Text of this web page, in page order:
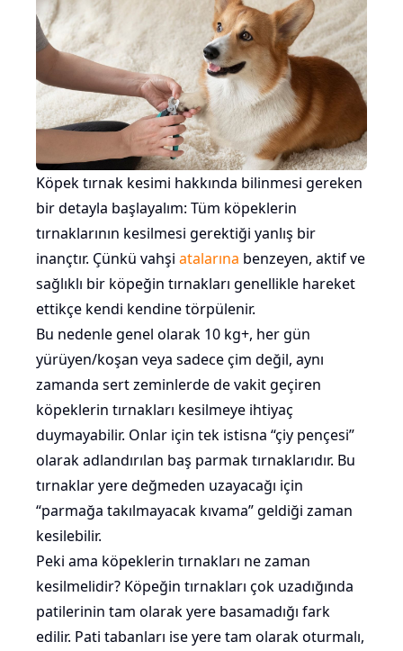
Köpek tırnak kesimi hakkında bilinmesi gereken
bir detayla başlayalım: Tüm köpeklerin
tırnaklarının kesilmesi gerektiği yanlış bir
inançtır. Çünkü vahşi atalarına benzeyen, aktif ve
sağlıklı bir köpeğin tırnakları genellikle hareket
ettikçe kendi kendine törpülenir.
Bu nedenle genel olarak 10 kg+, her gün
yürüyen/koşan veya sadece çim değil, aynı
zamanda sert zeminlerde de vakit geçiren
köpeklerin tırnakları kesilmeye ihtiyaç
duymayabilir. Onlar için tek istisna “çiy pençesi”
olarak adlandırılan baş parmak tırnaklarıdır. Bu
tırnaklar yere değmeden uzayacağı için
“parmağa takılmayacak kıvama” geldiği zaman
kesilebilir.
Peki ama köpeklerin tırnakları ne zaman
kesilmelidir? Köpeğin tırnakları çok uzadığında
patilerinin tam olarak yere basamadığı fark
edilir. Pati tabanları ise yere tam olarak oturmalı,